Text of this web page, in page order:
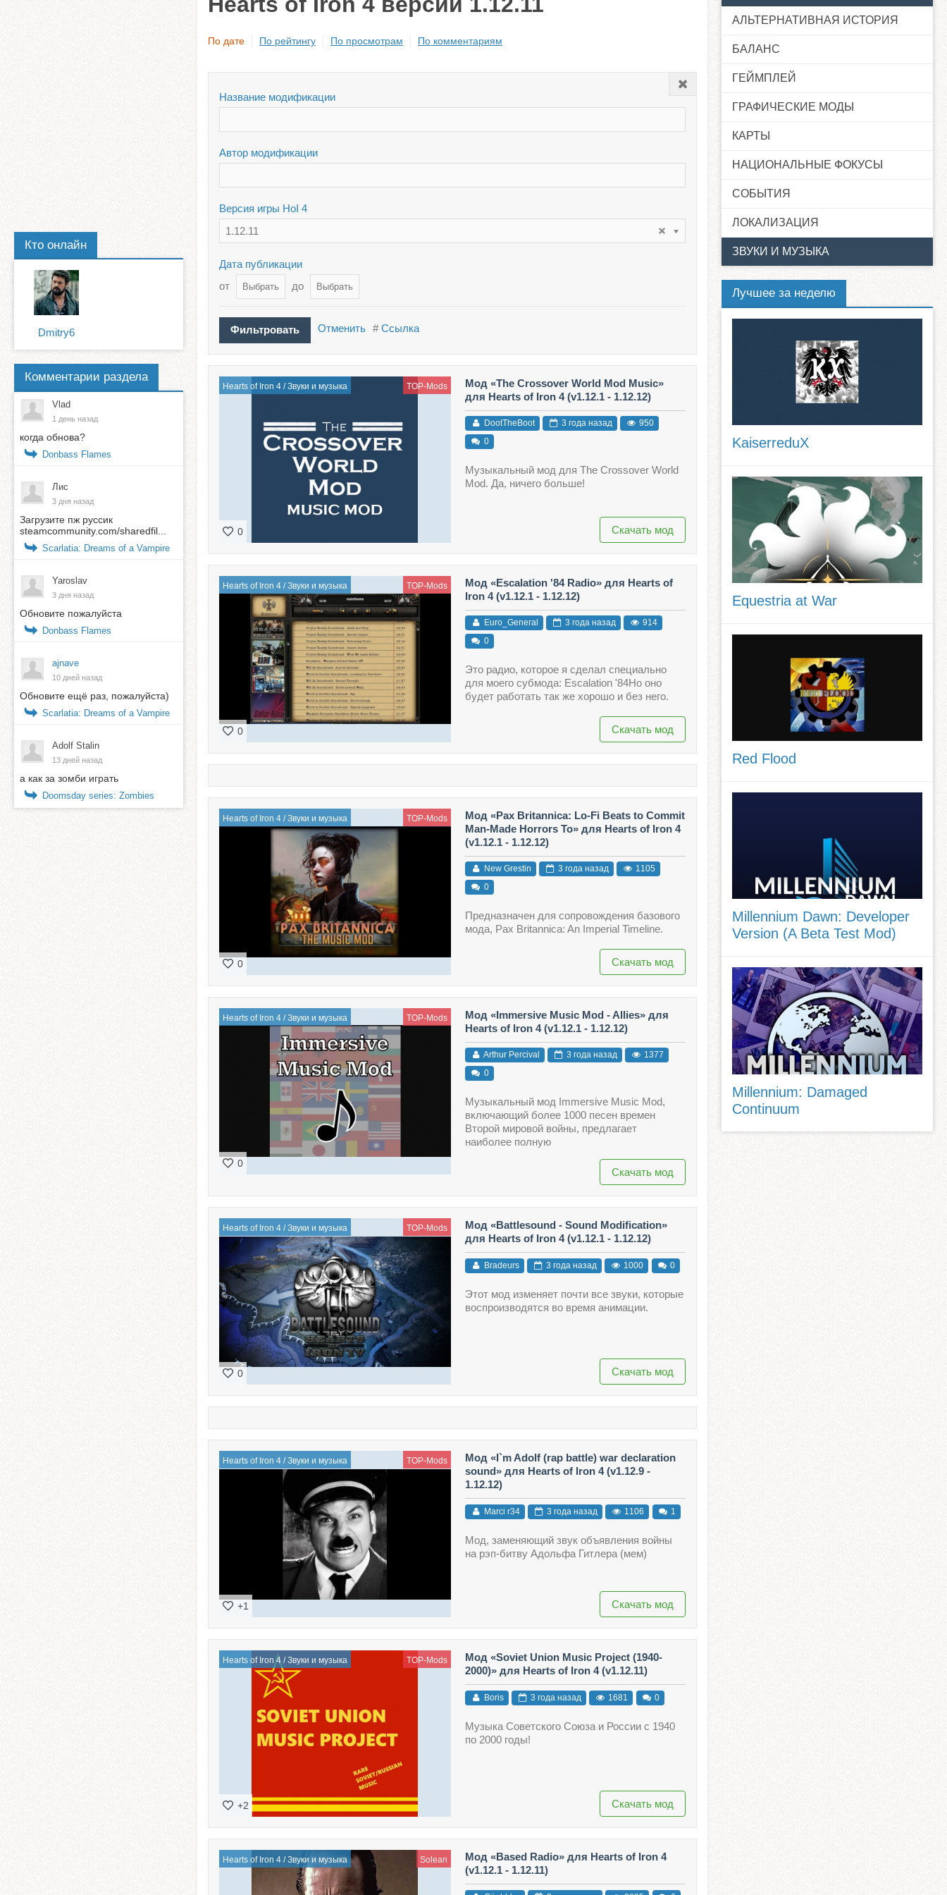
По дате По рейтингу По просмотрам По комментариям
Название модификации
Автор модификации
Версия игры HoI 4
1.12.11
Дата публикации
от
до
Отменить #Ссылка
Hearts of Iron 4 /Звуки и музыка TOP-Mods
0
Мод «The Crossover World Mod Music»
для Hearts of Iron 4 (v1.12.1 - 1.12.12)
DootTheBoot 3 года назад
950
0
Музыкальный мод для The Crossover World
Mod. Да, ничего больше!
Скачать мод
Hearts of Iron 4 /Звуки и музыка TOP-Mods
0
Мод «Escalation '84 Radio» для Hearts of
Iron 4 (v1.12.1 - 1.12.12)
Euro_General 3 года назад
914
0
Это радио, которое я сделал специально
для моего субмода: Escalation '84Но оно
будет работать так же хорошо и без него.
Скачать мод
Hearts of Iron 4 /Звуки и музыка TOP-Mods
0
Мод «Pax Britannica: Lo-Fi Beats to Commit
Man-Made Horrors To» для Hearts of Iron 4
(v1.12.1 - 1.12.12)
New Grestin 3 года назад
1105
0
Предназначен для сопровождения базового
мода, Pax Britannica: An Imperial Timeline.
Скачать мод
Hearts of Iron 4 /Звуки и музыка TOP-Mods
0
Мод «Immersive Music Mod - Allies» для
Hearts of Iron 4 (v1.12.1 - 1.12.12)
Arthur Percival 3 года назад
1377
0
Музыкальный мод Immersive Music Mod,
включающий более 1000 песен времен
Второй мировой войны, предлагает
наиболее полную
Скачать мод
Hearts of Iron 4 /Звуки и музыка TOP-Mods
0
Мод «Battlesound - Sound Modification»
для Hearts of Iron 4 (v1.12.1 - 1.12.12)
Bradeurs 3 года назад 1000 0
Этот мод изменяет почти все звуки, которые
воспроизводятся во время анимации.
Скачать мод
Hearts of Iron 4 /Звуки и музыка TOP-Mods
+1
Мод «I`m Adolf (rap battle) war declaration
sound» для Hearts of Iron 4 (v1.12.9 -
1.12.12)
Marci r34 3 года назад 1106 1
Мод, заменяющий звук объявления войны
на рэп-битву Адольфа Гитлера (мем)
Скачать мод
Hearts of Iron 4 /Звуки и музыка TOP-Mods
+2
Мод «Soviet Union Music Project (1940-
2000)» для Hearts of Iron 4 (v1.12.11)
Boris 3 года назад 1681 0
Музыка Советского Союза и России с 1940
по 2000 годы!
Скачать мод
Hearts of Iron 4 /Звуки и музыка Solean
Мод «Based Radio» для Hearts of Iron 4
(v1.12.1 - 1.12.11)
Кто онлайн
Dmitry6
Комментарии раздела
Vlad
1 день назад
когда обнова?
Donbass Flames
Лис
3 дня назад
Загрузите пж руссик
steamcommunity.com/sharedfil...
Scarlatia: Dreams of a Vampire
Yaroslav
3 дня назад
Обновите пожалуйста
Donbass Flames
ajnave
10 дней назад
Обновите ещё раз, пожалуйста)
Scarlatia: Dreams of a Vampire
Adolf Stalin
13 дней назад
а как за зомби играть
Doomsday series: Zombies
АЛЬТЕРНАТИВНАЯ ИСТОРИЯ
БАЛАНС
ГЕЙМПЛЕЙ
ГРАФИЧЕСКИЕ МОДЫ
КАРТЫ
НАЦИОНАЛЬНЫЕ ФОКУСЫ
СОБЫТИЯ
ЛОКАЛИЗАЦИЯ
ЗВУКИ И МУЗЫКА
Лучшее за неделю
KaiserreduX
Equestria at War
Red Flood
Millennium Dawn: Developer
Version (A Beta Test Mod)
Millennium: Damaged
Continuum